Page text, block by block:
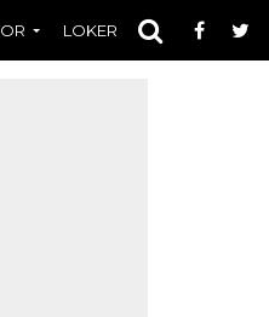
LOKER OPINI